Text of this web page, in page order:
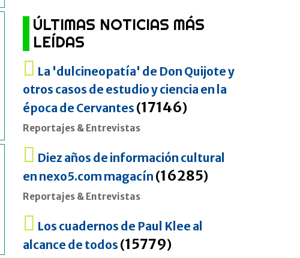
ÚLTIMAS NOTICIAS MÁS
LEÍDAS
La 'dulcineopatía' de Don Quijote y
otros casos de estudio y ciencia en la
época de Cervantes (17146)
Reportajes & Entrevistas
Diez años de información cultural
en nexo5.com magacín (16285)
Reportajes & Entrevistas
Los cuadernos de Paul Klee al
alcance de todos (15779)